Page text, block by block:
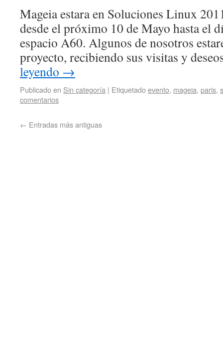
Mageia estara en Soluciones Linux
desde el próximo 10 de Mayo hasta el
espacio A60. Algunos de nosotros
proyecto, recibiendo sus visitas y
leyendo →
Publicado en Sin categoría | Etiquetadoevento, mageia, paris,
comentarios
← Entradas más antiguas